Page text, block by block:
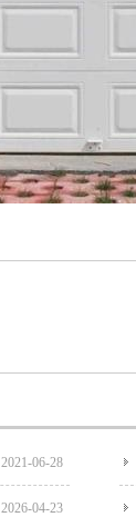
2021-06-28
2026-04-23